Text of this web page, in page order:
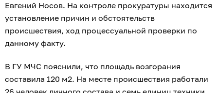
Евгений Носов. На контроле прокуратуры находится
установление причин и обстоятельств
происшествия, ход процессуальной проверки по
данному факту.
В ГУ МЧС пояснили, что площадь возгорания
составила 120 м2. На месте происшествия работали